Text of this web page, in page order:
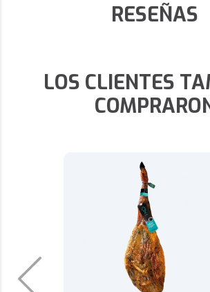
RESEÑAS
LOS CLIENTES